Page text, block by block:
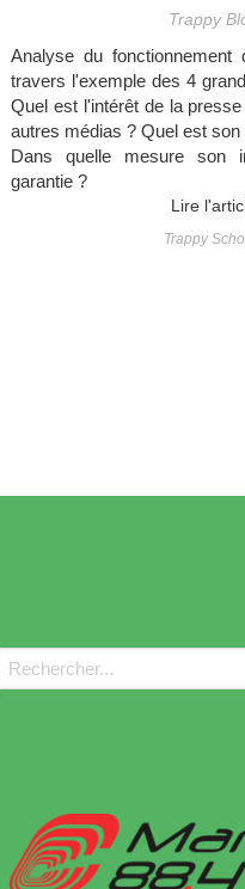
Trappy
Analyse du
travers l'exemple des 4
Quel est l'intérêt de la
autres médias ? Quel est
Dans quelle mesure son
garantie ?
Lire
Trappy
Rechercher